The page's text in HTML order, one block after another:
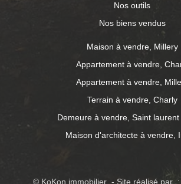
Nos outils
Nos biens vendus
Maison à vendre, Millery
Appartement à vendre,
Appartement à vendre,
Terrain à vendre, Charly
Demeure à vendre, Saint
Maison d'architecte à vendre,
© KoKon immobilier - Site réalisé par :